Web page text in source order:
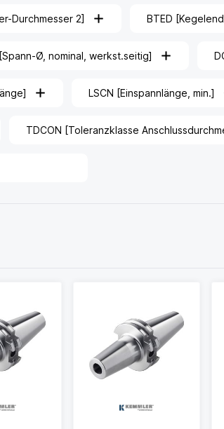
Durchmesser 2] BTED
Ø, nominal, werkst.seitig]
LSCN [Einspannlänge, min.]
TDCON [Toleranzklasse